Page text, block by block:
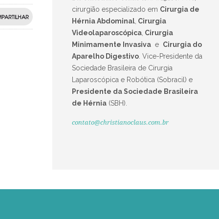
cirurgião especializado em Cirurgia de
Hérnia Abdominal, Cirurgia
Videolaparoscópica, Cirurgia
Minimamente Invasivae Cirurgia do
Aparelho Digestivo. Vice-Presidente da
Sociedade Brasileira de Cirurgia
Laparoscópica e Robótica (Sobracil) e
Presidente da Sociedade Brasileira
de Hérnia(SBH).
contato@christianoclaus.com.br